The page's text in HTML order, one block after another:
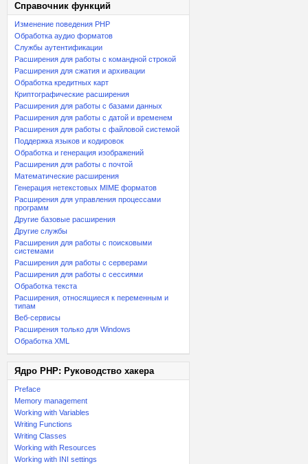
Справочник функций
Изменение поведения PHP
Обработка аудио форматов
Службы аутентификации
Расширения для работы с командной строкой
Расширения для сжатия и архивации
Обработка кредитных карт
Криптографические расширения
Расширения для работы с базами данных
Расширения для работы с датой и временем
Расширения для работы с файловой системой
Поддержка языков и кодировок
Обработка и генерация изображений
Расширения для работы с почтой
Математические расширения
Генерация нетекстовых MIME форматов
Расширения для управления процессами
программ
Другие базовые расширения
Другие службы
Расширения для работы с поисковыми
системами
Расширения для работы с серверами
Расширения для работы с сессиями
Обработка текста
Расширения, относящиеся к переменным и
типам
Веб-сервисы
Расширения только для Windows
Обработка XML
Ядро PHP: Руководство хакера
Preface
Memory management
Working with Variables
Writing Functions
Writing Classes
Working with Resources
Working with INI settings